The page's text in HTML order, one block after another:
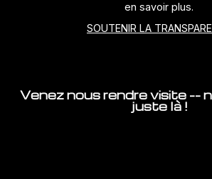
en savoir plus.
SOUTENIR LA
Venez nous rendre visite --
juste là !